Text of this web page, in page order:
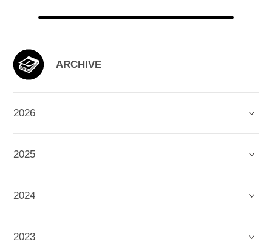
ARCHIVE
2026
2025
2024
2023